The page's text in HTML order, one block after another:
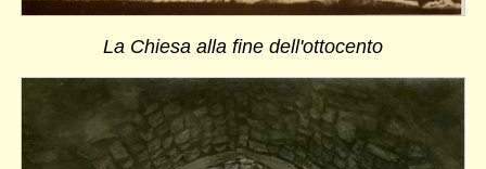
La Chiesa alla fine dell'ottocento